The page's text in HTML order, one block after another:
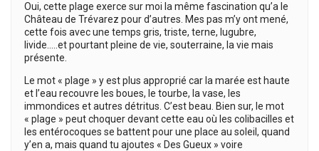
Oui, cette plage exerce sur moi la même fascination qu’a le
Château de Trévarez pour d’autres. Mes pas m’y ont mené,
cette fois avec une temps gris, triste, terne, lugubre,
livide…..et pourtant pleine de vie, souterraine, la vie mais
présente.
Le mot « plage » y est plus approprié car la marée est haute
et l’eau recouvre les boues, le tourbe, la vase, les
immondices et autres détritus. C’est beau. Bien sur, le mot
« plage » peut choquer devant cette eau où les colibacilles et
les entérocoques se battent pour une place au soleil, quand
y’en a, mais quand tu ajoutes « Des Gueux » voire